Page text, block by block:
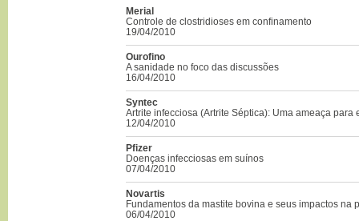
Merial
Controle de clostridioses em confinamento
19/04/2010
Ourofino
A sanidade no foco das discussões
16/04/2010
Syntec
Artrite infecciosa (Artrite Séptica): Uma ameaça para
12/04/2010
Pfizer
Doenças infecciosas em suínos
07/04/2010
Novartis
Fundamentos da mastite bovina e seus impactos na
06/04/2010